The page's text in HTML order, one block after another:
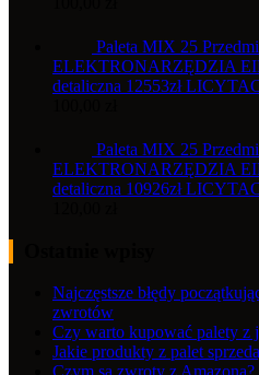
Paleta MIX 25
ELEKTRONARZĘDZIA
detaliczna 12553zł
Paleta MIX 25
ELEKTRONARZĘDZIA
detaliczna 10926zł
Najczęstsze błędy
zwrotów
Czy warto kupować palety z
Jakie produkty z palet